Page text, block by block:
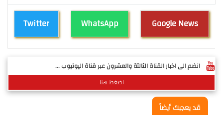
Twitter WhatsApp Google News
انضم الى اخبار القناة الثالثة والعشرون عبر قناة اليوتيوب ...
اضغط هنا
قد يعجبك أيضاً